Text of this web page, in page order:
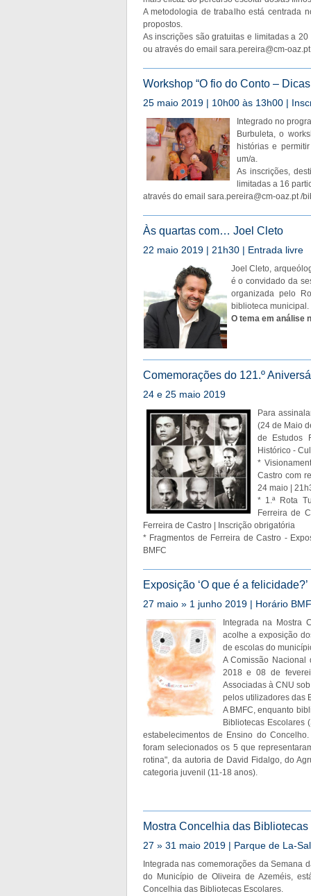
A metodologia de trabalho está centrada
propostos.
As inscrições são gratuitas e limitadas a
ou através do email sara.pereira@cm-oaz.pt
Workshop “O fio do Conto –
25 maio 2019 | 10h00 às 13h00 |
Integrado no
Burbuleta, o
histórias e
um/a.
As inscrições,
limitadas a 16
através do email sara.pereira@cm-oaz.pt/
Às quartas com… Joel Cleto
22 maio 2019 | 21h30 | Entrada livre
Joel Cleto,
é o convidado da
organizada pelo
biblioteca municipal.
O tema em análise
Comemorações do 121.º
24 e 25 maio 2019
Para
(24 de Maio
de Estudos
Histórico -
*
Castro com
24 maio |
* 1.ª Rota
Ferreira de
Ferreira de Castro | Inscrição obrigatória
* Fragmentos de Ferreira de Castro -
BMFC
Exposição ‘O que é a felicidade?’
27 maio » 1 junho 2019 | Horário
Integrada na Mostra
acolhe a exposição
de escolas do
A Comissão
2018 e 08 de
Associadas à CNU
pelos utilizadores das
A BMFC, enquanto
Bibliotecas Escolares
estabelecimentos de Ensino do
foram selecionados os 5 que
rotina", da autoria de David Fidalgo, do
categoria juvenil (11-18 anos).
Mostra Concelhia das
27 » 31 maio 2019 | Parque de La-
Integrada nas comemorações da Semana
do Município de Oliveira de Azeméis,
Concelhia das Bibliotecas Escolares.